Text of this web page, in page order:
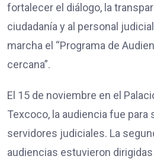
fortalecer el diálogo, la
ciudadanía y al personal
marcha el “Programa de
cercana”.
El 15 de noviembre en el
Texcoco, la audiencia fue para
servidores judiciales. La
audiencias estuvieron dirigidas